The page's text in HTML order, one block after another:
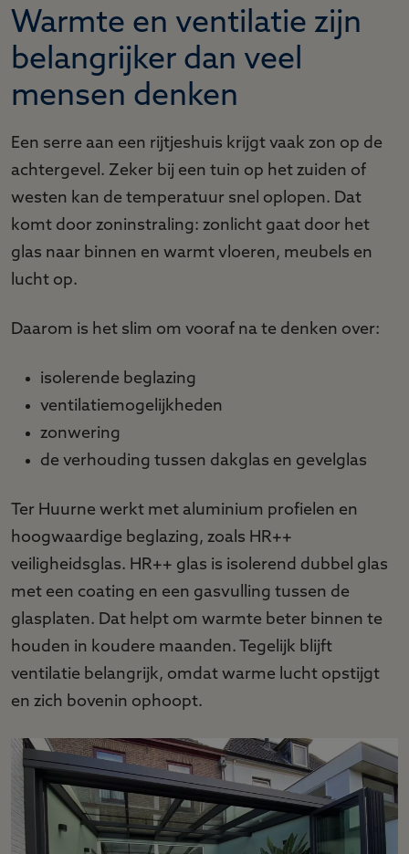
Warmte en ventilatie zijn
belangrijker dan veel
mensen denken
Een serre aan een rijtjeshuis krijgt vaak zon op de
achtergevel. Zeker bij een tuin op het zuiden of
westen kan de temperatuur snel oplopen. Dat
komt door zoninstraling: zonlicht gaat door het
glas naar binnen en warmt vloeren, meubels en
lucht op.
Daarom is het slim om vooraf na te denken over:
isolerende beglazing
ventilatiemogelijkheden
zonwering
de verhouding tussen dakglas en gevelglas
Ter Huurne werkt met aluminium profielen en
hoogwaardige beglazing, zoals HR++
veiligheidsglas. HR++ glas is isolerend dubbel glas
met een coating en een gasvulling tussen de
glasplaten. Dat helpt om warmte beter binnen te
houden in koudere maanden. Tegelijk blijft
ventilatie belangrijk, omdat warme lucht opstijgt
en zich bovenin ophoopt.